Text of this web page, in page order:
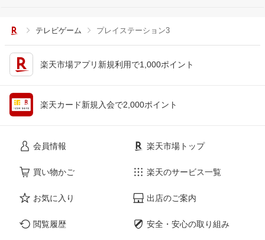
テレビゲーム プレイステーション3
楽天市場アプリ新規利用で1,000ポイント
楽天カード新規入会で2,000ポイント
会員情報
買い物かご
お気に入り
閲覧履歴
楽天市場トップ
楽天のサービス一覧
出店のご案内
安全・安心の取り組み